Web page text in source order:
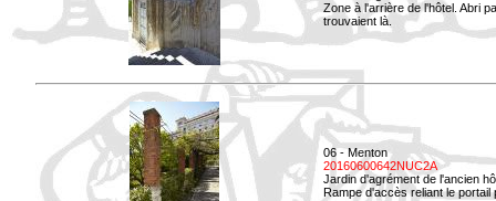
Zone à l'arrière de l'hôtel. Abri
trouvaient là.
06 - Menton
20160600642NUC2A
Jardin d'agrément de l'ancien
Rampe d'accès reliant le portail